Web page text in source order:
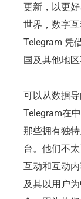
更新，以更
世界，数字
Telegram 凭
国及其他地区
可以从数据
Telegram在
那些拥有独
台。他们不
互动和互动
及其以用户